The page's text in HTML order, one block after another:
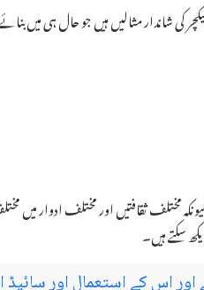
کی شاندار مثالیں ہیں جو حال ہی میں
سکتے ہیں۔